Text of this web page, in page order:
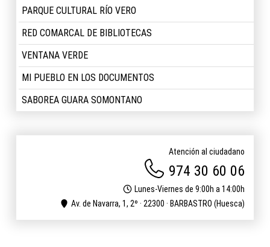
PARQUE CULTURAL RÍO VERO
RED COMARCAL DE BIBLIOTECAS
VENTANA VERDE
MI PUEBLO EN LOS DOCUMENTOS
SABOREA GUARA SOMONTANO
Atención al ciudadano
974 30 60 06
Lunes-Viernes de 9:00h a 14:00h
Av. de Navarra, 1, 2º · 22300 · BARBASTRO (Huesca)